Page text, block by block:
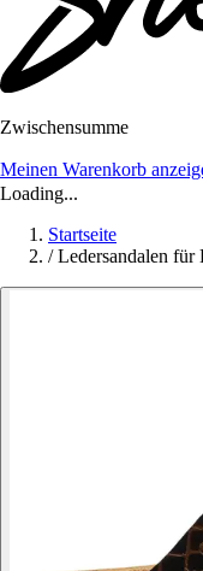
Zwischensumme
Meinen Warenkorb
Loading...
Startseite
/ Ledersandalen